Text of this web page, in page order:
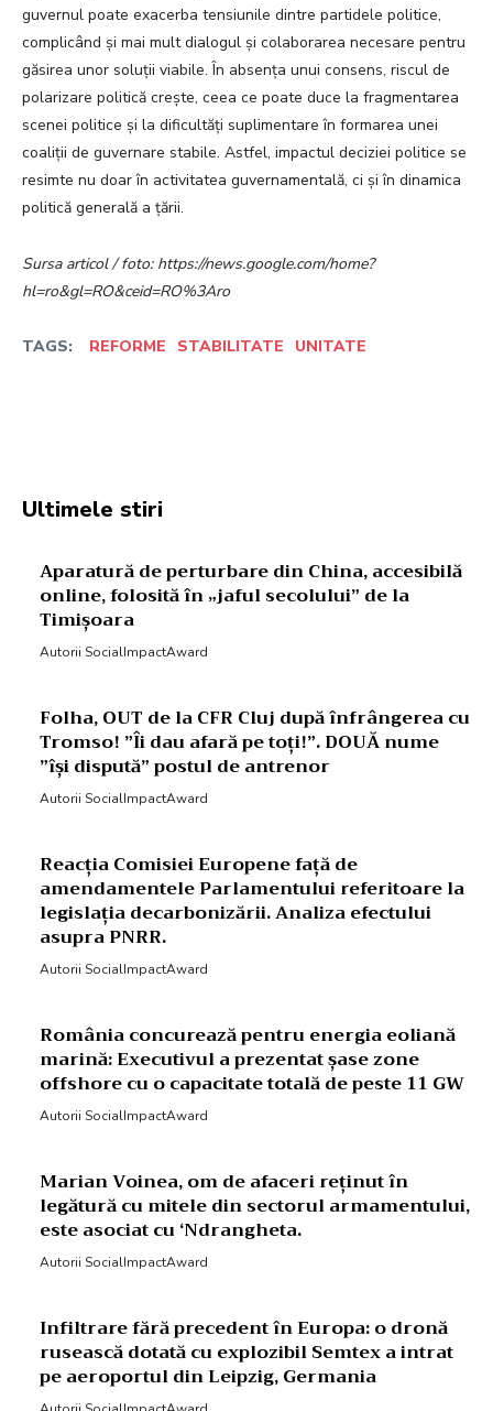
guvernul poate exacerba tensiunile dintre partidele politice,
complicând și mai mult dialogul și colaborarea necesare pentru
găsirea unor soluții viabile. În absența unui consens, riscul de
polarizare politică crește, ceea ce poate duce la fragmentarea
scenei politice și la dificultăți suplimentare în formarea unei
coaliții de guvernare stabile. Astfel, impactul deciziei politice se
resimte nu doar în activitatea guvernamentală, ci și în dinamica
politică generală a țării.
Sursa articol / foto: https://news.google.com/home?
hl=ro&gl=RO&ceid=RO%3Aro
TAGS: REFORME STABILITATE UNITATE
Ultimele stiri
Aparatură de perturbare din China, accesibilă
online, folosită în „jaful secolului” de la
Timișoara
Autorii SocialImpactAward
Folha, OUT de la CFR Cluj după înfrângerea cu
Tromso! ”Îi dau afară pe toți!”. DOUĂ nume
”își dispută” postul de antrenor
Autorii SocialImpactAward
Reacția Comisiei Europene față de
amendamentele Parlamentului referitoare la
legislația decarbonizării. Analiza efectului
asupra PNRR.
Autorii SocialImpactAward
România concurează pentru energia eoliană
marină: Executivul a prezentat șase zone
offshore cu o capacitate totală de peste 11 GW
Autorii SocialImpactAward
Marian Voinea, om de afaceri reținut în
legătură cu mitele din sectorul armamentului,
este asociat cu ‘Ndrangheta.
Autorii SocialImpactAward
Infiltrare fără precedent în Europa: o dronă
rusească dotată cu explozibil Semtex a intrat
pe aeroportul din Leipzig, Germania